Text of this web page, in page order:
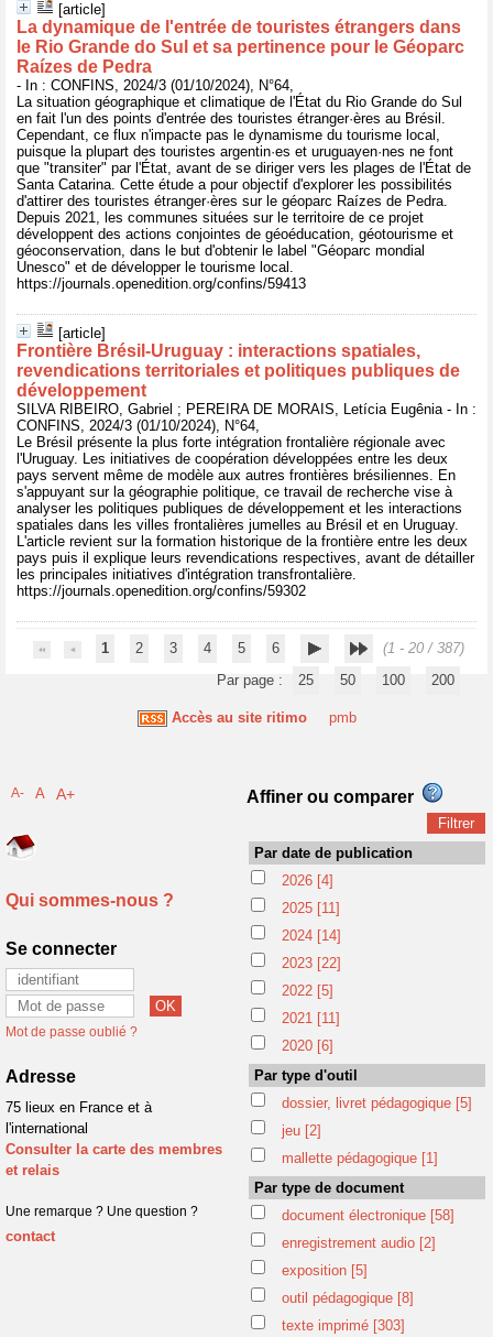
[article]
La dynamique de l'entrée de touristes étrangers dans
le Rio Grande do Sul et sa pertinence pour le Géoparc
Raízes de Pedra
- In : CONFINS, 2024/3 (01/10/2024), N°64,
La situation géographique et climatique de l'État du Rio Grande do Sul
en fait l'un des points d'entrée des touristes étranger·ères au Brésil.
Cependant, ce flux n'impacte pas le dynamisme du tourisme local,
puisque la plupart des touristes argentin·es et uruguayen·nes ne font
que "transiter" par l'État, avant de se diriger vers les plages de l'État de
Santa Catarina. Cette étude a pour objectif d'explorer les possibilités
d'attirer des touristes étranger·ères sur le géoparc Raízes de Pedra.
Depuis 2021, les communes situées sur le territoire de ce projet
développent des actions conjointes de géoéducation, géotourisme et
géoconservation, dans le but d'obtenir le label "Géoparc mondial
Unesco" et de développer le tourisme local.
https://journals.openedition.org/confins/59413
[article]
Frontière Brésil-Uruguay : interactions spatiales,
revendications territoriales et politiques publiques de
développement
SILVA RIBEIRO, Gabriel ; PEREIRA DE MORAIS, Letícia Eugênia - In :
CONFINS, 2024/3 (01/10/2024), N°64,
Le Brésil présente la plus forte intégration frontalière régionale avec
l'Uruguay. Les initiatives de coopération développées entre les deux
pays servent même de modèle aux autres frontières brésiliennes. En
s'appuyant sur la géographie politique, ce travail de recherche vise à
analyser les politiques publiques de développement et les interactions
spatiales dans les villes frontalières jumelles au Brésil et en Uruguay.
L'article revient sur la formation historique de la frontière entre les deux
pays puis il explique leurs revendications respectives, avant de détailler
les principales initiatives d'intégration transfrontalière.
https://journals.openedition.org/confins/59302
1 2 3 4 5 6
(1 - 20 / 387)
Par page :
25 50 100 200
Accès au site ritimo pmb
A- A A+
Qui sommes-nous ?
Se connecter
Mot de passe oublié ?
Adresse
75 lieux en France et à
l'international
Consulter la carte des membres
et relais
Une remarque ? Une question ?
contact
Affiner ou comparer
Par date de publication
2026 [4]
2025 [11]
2024 [14]
2023 [22]
2022 [5]
2021 [11]
2020 [6]
Par type d'outil
dossier, livret pédagogique [5]
jeu [2]
mallette pédagogique [1]
Par type de document
document électronique [58]
enregistrement audio [2]
exposition [5]
outil pédagogique [8]
texte imprimé [303]